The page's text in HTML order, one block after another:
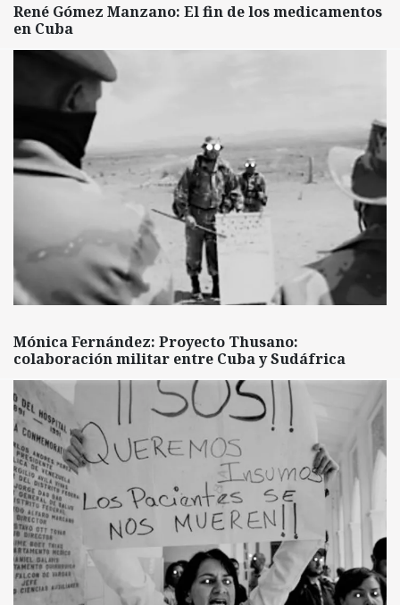
René Gómez Manzano: El fin de los medicamentos
en Cuba
Mónica Fernández: Proyecto Thusano:
colaboración militar entre Cuba y Sudáfrica